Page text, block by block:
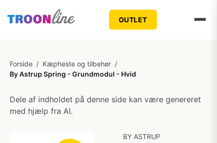
OUTLET
Forside / Kæpheste og tilbehør /
By Astrup Spring - Grundmodul - Hvid
Dele af indholdet på denne side kan være genereret
med hjælp fra AI.
BY ASTRUP